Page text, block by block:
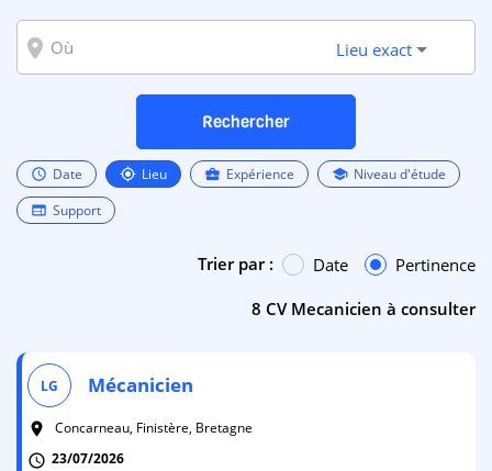
room Lieu exact
Rechercher
schedule Date my_location Lieu business_center Expérience school Niveau d'étude
web Support
8 CV Mecanicien à consulter
Trier par : Date Pertinence
LG Mécanicien
room
Concarneau, Finistère, Bretagne
schedule 23/07/2026